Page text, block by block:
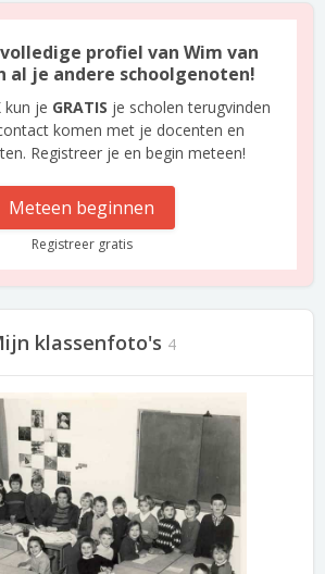
profiel van Wim van
al je andere schoolgenoten!
kun je GRATIS je scholen terugvinden
komen met je docenten en
Registreer je en begin meteen!
Meteen beginnen
Registreer gratis
klassenfoto's 4